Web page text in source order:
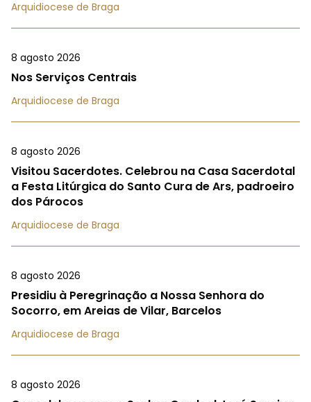
Arquidiocese de Braga
8 agosto 2026
Nos Serviços Centrais
Arquidiocese de Braga
8 agosto 2026
Visitou Sacerdotes. Celebrou na Casa Sacerdotal
a Festa Litúrgica do Santo Cura de Ars, padroeiro
dos Párocos
Arquidiocese de Braga
8 agosto 2026
Presidiu à Peregrinação a Nossa Senhora do
Socorro, em Areias de Vilar, Barcelos
Arquidiocese de Braga
8 agosto 2026